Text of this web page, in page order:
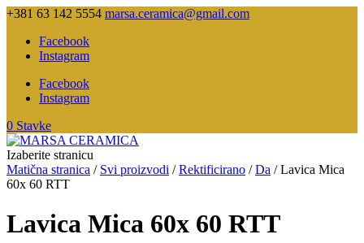
+381 63 142 5554 marsa.ceramica@gmail.com
Facebook
Instagram
Facebook
Instagram
0 Stavke
Izaberite stranicu
Matična stranica / Svi proizvodi /Rektificirano /Da / Lavica Mica
60x 60 RTT
Lavica Mica 60x 60 RTT